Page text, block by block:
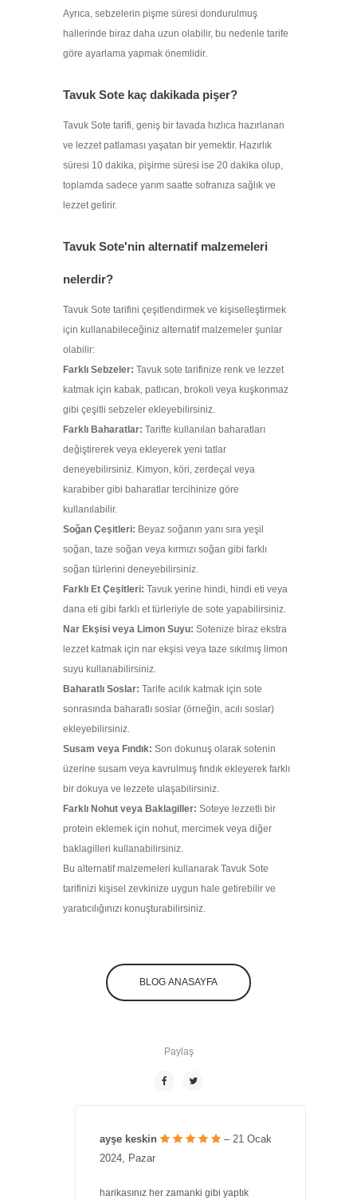
Ayrıca, sebzelerin pişme süresi dondurulmuş
hallerinde biraz daha uzun olabilir, bu nedenle tarife
göre ayarlama yapmak önemlidir.
Tavuk Sote kaç dakikada pişer?
Tavuk Sote tarifi, geniş bir tavada hızlıca hazırlanan
ve lezzet patlaması yaşatan bir yemektir. Hazırlık
süresi 10 dakika, pişirme süresi ise 20 dakika olup,
toplamda sadece yarım saatte sofranıza sağlık ve
lezzet getirir.
Tavuk Sote'nin alternatif malzemeleri
nelerdir?
Tavuk Sote tarifini çeşitlendirmek ve kişiselleştirmek
için kullanabileceğiniz alternatif malzemeler şunlar
olabilir:
Farklı Sebzeler: Tavuk sote tarifinize renk ve lezzet
katmak için kabak, patlıcan, brokoli veya kuşkonmaz
gibi çeşitli sebzeler ekleyebilirsiniz.
Farklı Baharatlar: Tarifte kullanılan baharatları
değiştirerek veya ekleyerek yeni tatlar
deneyebilirsiniz. Kimyon, köri, zerdeçal veya
karabiber gibi baharatlar tercihinize göre
kullanılabilir.
Soğan Çeşitleri: Beyaz soğanın yanı sıra yeşil
soğan, taze soğan veya kırmızı soğan gibi farklı
soğan türlerini deneyebilirsiniz.
Farklı Et Çeşitleri: Tavuk yerine hindi, hindi eti veya
dana eti gibi farklı et türleriyle de sote yapabilirsiniz.
Nar Ekşisi veya Limon Suyu: Sotenize biraz ekstra
lezzet katmak için nar ekşisi veya taze sıkılmış limon
suyu kullanabilirsiniz.
Baharatlı Soslar: Tarife acılık katmak için sote
sonrasında baharatlı soslar (örneğin, acılı soslar)
ekleyebilirsiniz.
Susam veya Fındık: Son dokunuş olarak sotenin
üzerine susam veya kavrulmuş fındık ekleyerek farklı
bir dokuya ve lezzete ulaşabilirsiniz.
Farklı Nohut veya Baklagiller: Soteye lezzetli bir
protein eklemek için nohut, mercimek veya diğer
baklagilleri kullanabilirsiniz.
Bu alternatif malzemeleri kullanarak Tavuk Sote
tarifinizi kişisel zevkinize uygun hale getirebilir ve
yaratıcılığınızı konuşturabilirsiniz.
BLOG ANASAYFA
Paylaş
ayşe keskin
– 21 Ocak
2024, Pazar
harikasınız her zamanki gibi yaptık